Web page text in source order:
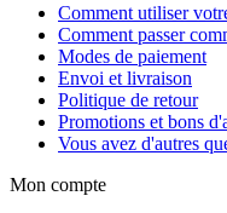
Comment utiliser
Comment passer
Modes de paiement
Envoi et livraison
Politique de retour
Promotions et bons
Vous avez d'autres
Mon compte